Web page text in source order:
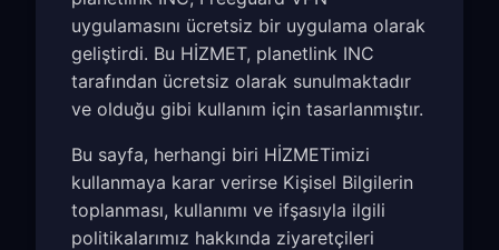
uygulamasını ücretsiz bir uygulama olarak
geliştirdi. Bu HİZMET, planetlink INC
tarafından ücretsiz olarak sunulmaktadır
ve olduğu gibi kullanım için tasarlanmıştır.
Bu sayfa, herhangi biri HİZMETimizi
kullanmaya karar verirse Kişisel Bilgilerin
toplanması, kullanımı ve ifşasıyla ilgili
politikalarımız hakkında ziyaretçileri